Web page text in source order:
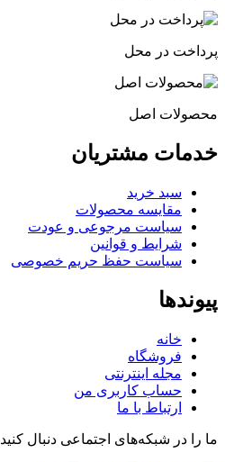
پرداخت در محل
محصولات اصل
خدمات مشتریان
سبد خرید
مقایسه محصولات
سیاست مرجوعی و عودت
شرایط و قوانین
سیاست حفظ حریم خصوصی
پیوندها
خانه
فروشگاه
مجله اینترنتی
حساب کاربری من
ارتباط با ما
ما را در شبکه‌های اجتماعی دنبال کنید